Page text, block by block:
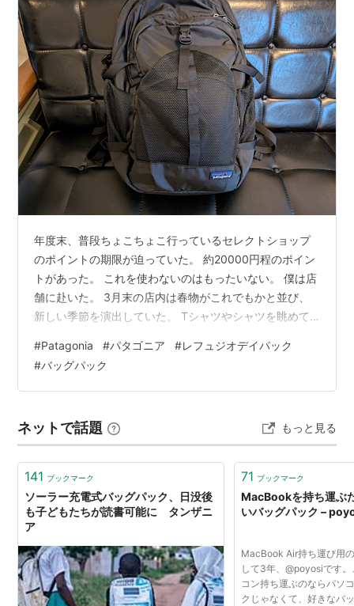
年度末、普段ちょこちょこ行っているセレクトショップ
のポイントの期限が迫っていた。 約20000円程のポイン
トがあった。 これを使わないのはもったいない。 僕は店
舗に赴いた。 3月末の店内は春物がこれでもかと並び、
新しい季節を演出していた。 Tシャツやシャツを眺めて
多くあるが、なぜか決めきれない。 ポイントで何かを買
うという経験が乏しい僕は、果たして普段通りの買い物
でいいのだろうかという変な気持ちに囚われていた。 ど
20000ポイントで何点も買えるように細かいアイテムに
するべきか。 非常に悩んだ挙…
#Patagonia #パタゴニア #レフュジオデイパック
#バッグパック
ネットで話題 もっと見る
141 ブックマーク
ソーラー充電式バッグパック、日没後
も子どもたちが読書可能に タンザニ
ア
71 ブックマーク
MacBookを持ち運ぶ
いバッグパック –
MacBook Air持ち運び用
して3年、@poyosiです
コン持ち運ぶのならパソ
クじゃなくて、好きなバ